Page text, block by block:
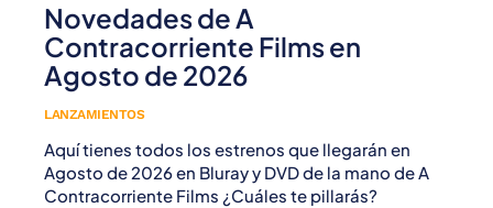
Novedades de A
Contracorriente Films en
Agosto de 2026
LANZAMIENTOS
Aquí tienes todos los estrenos que llegarán en
Agosto de 2026 en Bluray y DVD de la mano de A
Contracorriente Films ¿Cuáles te pillarás?